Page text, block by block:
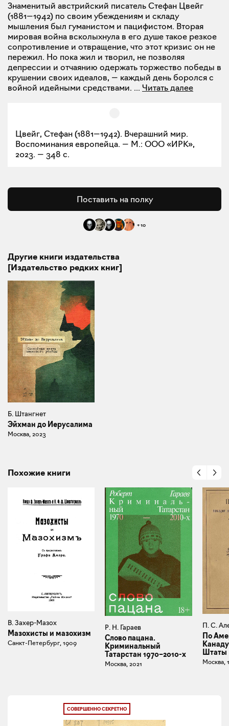
Знаменитый австрийский писатель Стефан Цвейг
(1881—1942) по своим убеждениям и складу
мышления был гуманистом и пацифистом. Вторая
мировая война всколыхнула в его душе такое резкое
сопротивление и отвращение, что этот кризис он не
пережил. Но пока жил и творил, не позволяя
депрессии и отчаянию одержать торжество победы в
крушении своих идеалов, — каждый день боролся с
войной идейными средствами. ... Читать далее
Цвейг, Стефан (1881—1942). Вчерашний мир.
Воспоминания европейца. — М.: ООО «ИРК»,
2023. — 348 с.
Поставить на полку
+10
Другие книги издательства
[Издательство редких книг]
Б. Штангнет
Эйхман до Иерусалима
Москва, 2023
Похожие книги
В. Захер-Мазох
Мазохисты и мазохизм
Санкт-Петербург, 1909
Р. Н. Гараев
Слово пацана.
Криминальный
Татарстан 1970–2010-х
Москва, 2021
П. С.
По
Штаты
Москва,
СОВЕРШЕННО СЕКРЕТНО